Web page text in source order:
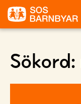
Sökord: